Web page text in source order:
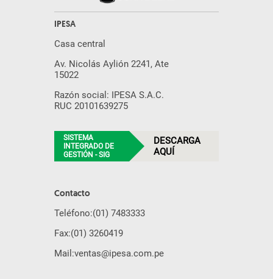
IPESA
Casa central
Av. Nicolás Aylión 2241, Ate
15022
Razón social: IPESA S.A.C.
RUC 20101639275
SISTEMA
INTEGRADO DE
GESTIÓN - SIG
DESCARGA
AQUÍ
Contacto
Teléfono:(01) 7483333
Fax:(01) 3260419
Mail:ventas@ipesa.com.pe